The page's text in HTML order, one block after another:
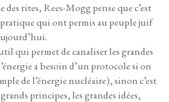
des rites, Rees-Mogg pense que c’est
qui ont permis au peuple juif
qui permet de canaliser les grandes
a besoin d’un protocole si on
de l’énergie nucléaire), sinon c’est
principes, les grandes idées,